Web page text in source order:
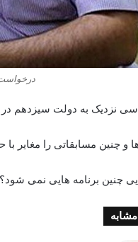
نزدیک به دولت سیزدهم
و چنین مسابقاتی را مغایر
چنین برنامه هایی نمی شود؟